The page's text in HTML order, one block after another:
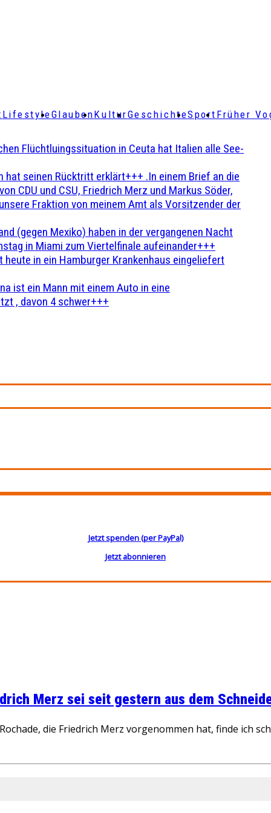
LifestyleGlaubenKulturGeschichteSport Früher
Flüchtluingssituation in Ceuta hat Italien alle See-
hat seinen Rücktritt erklärt+++ .In einem Brief an die
CDU und CSU, Friedrich Merz und Markus Söder,
Fraktion von meinem Amt als Vorsitzender der
(gegen Mexiko) haben in der vergangenen Nacht
in Miami zum Viertelfinale aufeinander+++
in ein Hamburger Krankenhaus eingeliefert
ist ein Mann mit einem Auto in eine
, davon 4 schwer+++
Jetzt spenden (per PayPal)
Jetzt abonnieren
Merz sei seit gestern aus dem
die Friedrich Merz vorgenommen hat, finde ich